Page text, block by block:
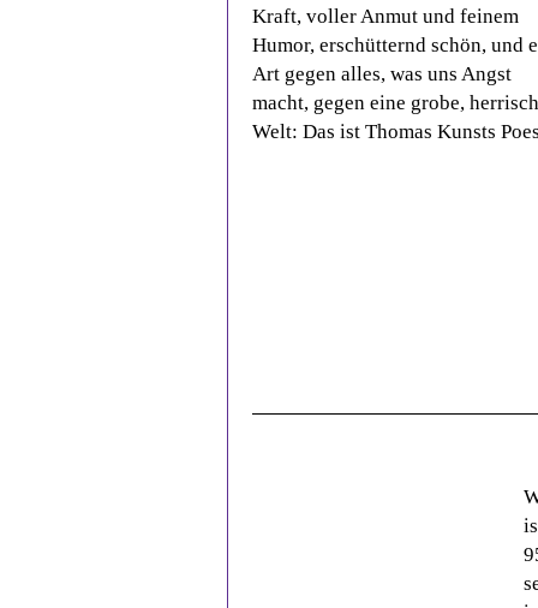
Kraft, voller Anmut und feinem
Humor, erschütternd schön, und
Art gegen alles, was uns Angst
macht, gegen eine grobe,
Welt: Das ist Thomas Kunsts